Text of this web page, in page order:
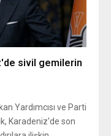
sivil gemilerin
Yardımcısı ve Parti
Karadeniz'de son